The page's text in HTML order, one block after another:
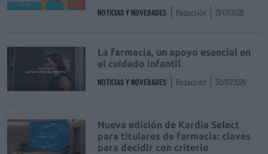
NOTICIAS Y NOVEDADES Redacción 31/07/2026
La farmacia, un apoyo esencial en
el cuidado infantil
NOTICIAS Y NOVEDADES Redacción 30/07/2026
Nueva edición de Kardia Select
para titulares de farmacia: claves
para decidir con criterio